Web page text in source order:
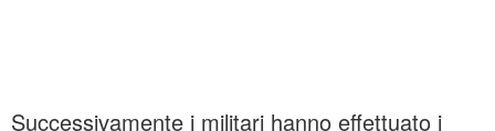
Successivamente i militari hanno effettuato i